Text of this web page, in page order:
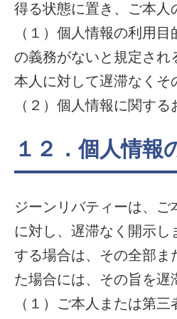
得る状態に置き、ご本人
（１）個人情報の利用
の義務がないと規定され
本人に対して遅滞なくそ
（２）個人情報に関す
１２．個人情報
ジーンリバティーは、
に対し、遅滞なく開示
する場合は、その全部ま
た場合には、その旨を遅
（１）ご本人または第